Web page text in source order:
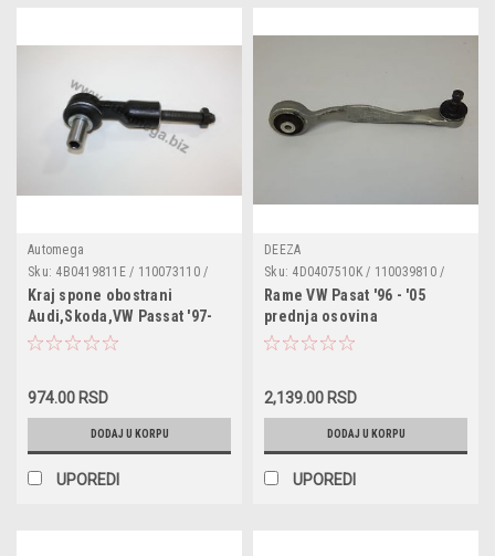
Automega
Sku: 4B0419811E / 110073110 /
4D0419811A / 4D0419811B /
4B0419811B / 4B0419811F /
4F0498811 / 8E0419811B
Kraj spone obostrani
Audi,Skoda,VW Passat '97-
'05
974.00 RSD
DODAJ U KORPU
UPOREDI
DEEZA
Sku: 4D0407510K / 110039810 /
JTC345 / VW-H123 / 4D0407510B /
4D0407510D / 4D0407510J /
8D0407510C / 8D0407510G /
8E0407510A
Rame VW Pasat '96 - '05
prednja osovina
desno,pozadi gore
2,139.00 RSD
DODAJ U KORPU
UPOREDI